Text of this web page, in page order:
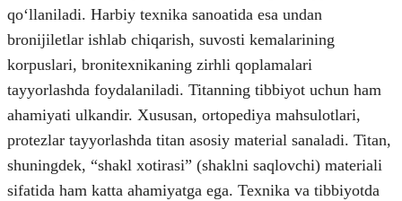
qoʻllaniladi. Harbiy texnika sanoatida esa undan
bronijiletlar ishlab chiqarish, suvosti kemalarining
korpuslari, bronitexnikaning zirhli qoplamalari
tayyorlashda foydalaniladi. Titanning tibbiyot uchun ham
ahamiyati ulkandir. Xususan, ortopediya mahsulotlari,
protezlar tayyorlashda titan asosiy material sanaladi. Titan,
shuningdek, “shakl xotirasi” (shaklni saqlovchi) materiali
sifatida ham katta ahamiyatga ega. Texnika va tibbiyotda